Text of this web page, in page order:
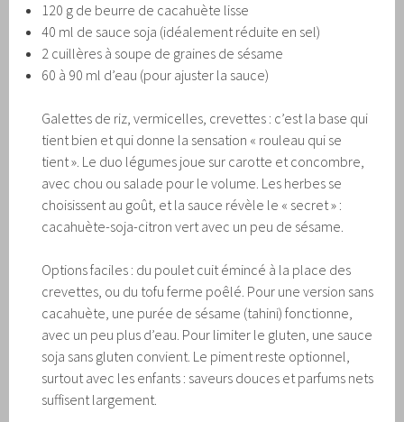
120 g de beurre de cacahuète lisse
40 ml de sauce soja (idéalement réduite en sel)
2 cuillères à soupe de graines de sésame
60 à 90 ml d’eau (pour ajuster la sauce)
Galettes de riz, vermicelles, crevettes : c’est la base qui
tient bien et qui donne la sensation « rouleau qui se
tient ». Le duo légumes joue sur carotte et concombre,
avec chou ou salade pour le volume. Les herbes se
choisissent au goût, et la sauce révèle le « secret » :
cacahuète-soja-citron vert avec un peu de sésame.
Options faciles : du poulet cuit émincé à la place des
crevettes, ou du tofu ferme poêlé. Pour une version sans
cacahuète, une purée de sésame (tahini) fonctionne,
avec un peu plus d’eau. Pour limiter le gluten, une sauce
soja sans gluten convient. Le piment reste optionnel,
surtout avec les enfants : saveurs douces et parfums nets
suffisent largement.